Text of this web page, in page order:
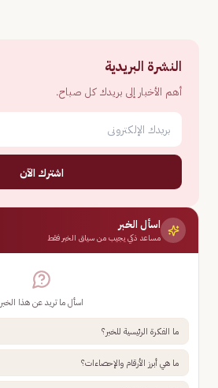
النشرة البريدية
أهم الأخبار إلى بريدك كل صباح.
اشترك الآن
اسأل الخبر
مساعد ذكي يجيب من سياق الخبر فقط
اسأل ما تريد عن هذا الخبر
ما الفكرة الرئيسية للخبر؟
ما هي أبرز الأرقام والإحصاءات؟